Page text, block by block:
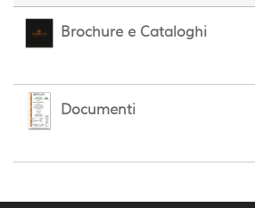
Brochure e Cataloghi
Documenti